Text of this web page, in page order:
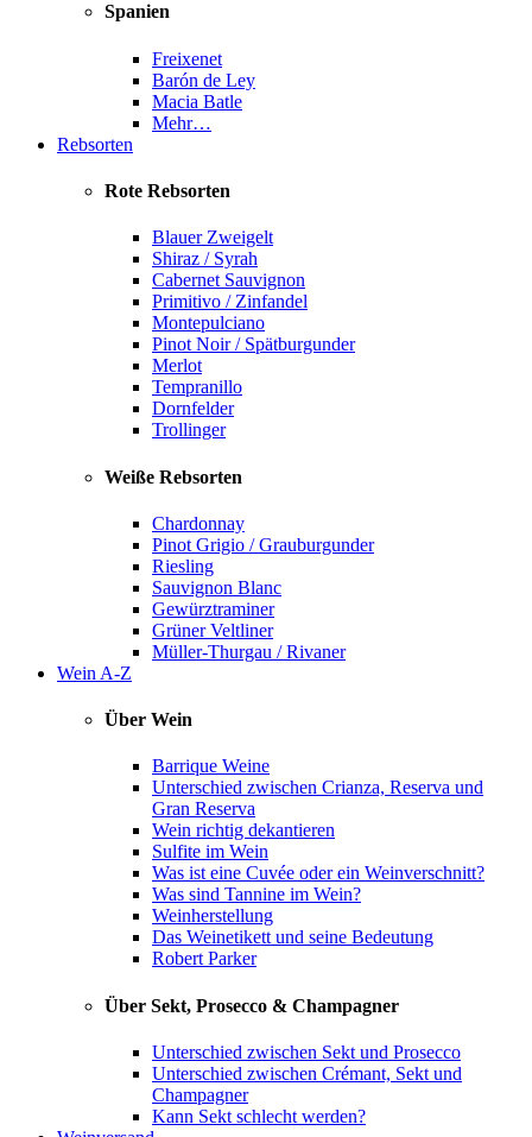
Spanien
Freixenet
Barón de Ley
Macia Batle
Mehr…
Rebsorten
Rote Rebsorten
Blauer Zweigelt
Shiraz / Syrah
Cabernet Sauvignon
Primitivo / Zinfandel
Montepulciano
Pinot Noir / Spätburgunder
Merlot
Tempranillo
Dornfelder
Trollinger
Weiße Rebsorten
Chardonnay
Pinot Grigio / Grauburgunder
Riesling
Sauvignon Blanc
Gewürztraminer
Grüner Veltliner
Müller-Thurgau / Rivaner
Wein A-Z
Über Wein
Barrique Weine
Unterschied zwischen Crianza, Reserva und
Gran Reserva
Wein richtig dekantieren
Sulfite im Wein
Was ist eine Cuvée oder ein Weinverschnitt?
Was sind Tannine im Wein?
Weinherstellung
Das Weinetikett und seine Bedeutung
Robert Parker
Über Sekt, Prosecco & Champagner
Unterschied zwischen Sekt und Prosecco
Unterschied zwischen Crémant, Sekt und
Champagner
Kann Sekt schlecht werden?